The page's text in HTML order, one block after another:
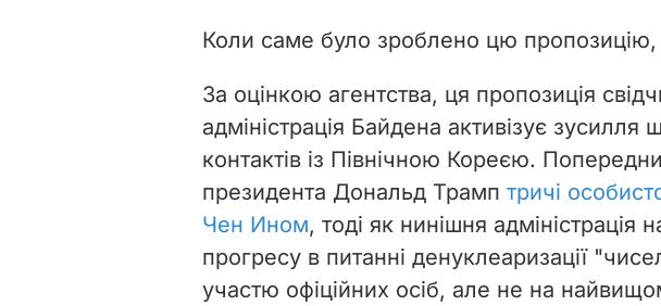
d
e
o
Коли саме було зроблено цю пропозицію,
За оцінкою агентства, ця пропозиція
адміністрація Байдена активізує
контактів із Північною Кореєю.
президента Дональд Трамп тричі
Чен Ином, тоді як нинішня адміністрація
прогресу в питанні денуклеаризації
участю офіційних осіб, але не на